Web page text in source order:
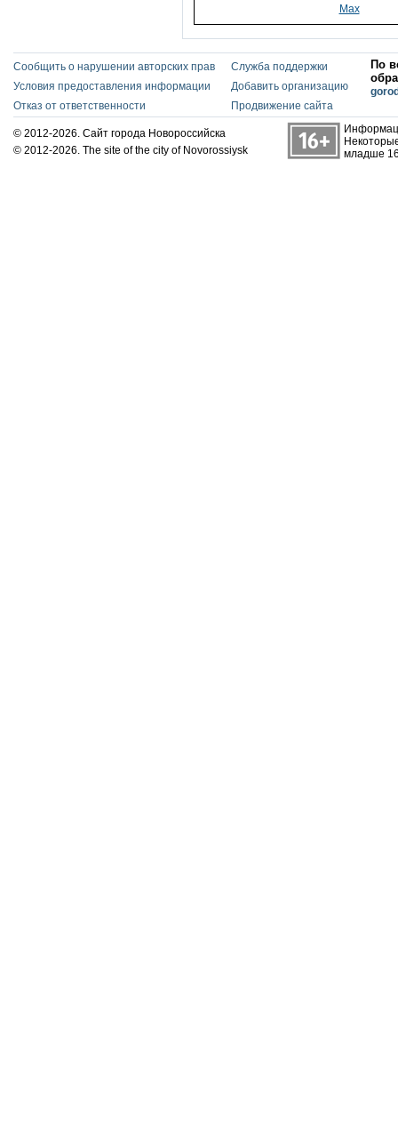
Max
Сообщить о нарушении авторских прав
Условия предоставления информации
Отказ от ответственности
Служба поддержки
Добавить организацию
Продвижение сайта
По
© 2012-2026. Сайт города Новороссийска
© 2012-2026. The site of the city of Novorossiysk
младше